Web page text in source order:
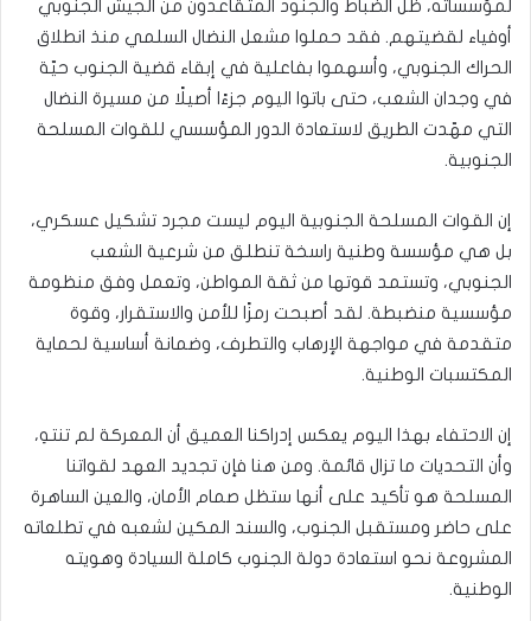
لمؤسساته، ظل الضباط والجنود المتقاعدون من الجيش الجنوبي
أوفياء لقضيتهم. فقد حملوا مشعل النضال السلمي منذ انطلاق
الحراك الجنوبي، وأسهموا بفاعلية في إبقاء قضية الجنوب حيّة
في وجدان الشعب، حتى باتوا اليوم جزءًا أصيلًا من مسيرة النضال
التي مهّدت الطريق لاستعادة الدور المؤسسي للقوات المسلحة
الجنوبية.
إن القوات المسلحة الجنوبية اليوم ليست مجرد تشكيل عسكري،
بل هي مؤسسة وطنية راسخة تنطلق من شرعية الشعب
الجنوبي، وتستمد قوتها من ثقة المواطن، وتعمل وفق منظومة
مؤسسية منضبطة. لقد أصبحت رمزًا للأمن والاستقرار، وقوة
متقدمة في مواجهة الإرهاب والتطرف، وضمانة أساسية لحماية
المكتسبات الوطنية.
إن الاحتفاء بهذا اليوم يعكس إدراكنا العميق أن المعركة لم تنتهِ،
وأن التحديات ما تزال قائمة. ومن هنا فإن تجديد العهد لقواتنا
المسلحة هو تأكيد على أنها ستظل صمام الأمان، والعين الساهرة
على حاضر ومستقبل الجنوب، والسند المكين لشعبه في تطلعاته
المشروعة نحو استعادة دولة الجنوب كاملة السيادة وهويته
الوطنية.